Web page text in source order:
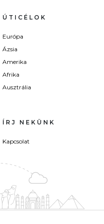
ÚTICÉLOK
Európa
Ázsia
Amerika
Afrika
Ausztrália
ÍRJ NEKÜNK
Kapcsolat